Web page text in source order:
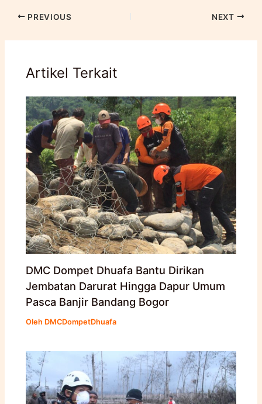
PREVIOUS NEXT
Artikel Terkait
DMC Dompet Dhuafa Bantu Dirikan
Jembatan Darurat Hingga Dapur Umum
Pasca Banjir Bandang Bogor
Oleh DMCDompetDhuafa